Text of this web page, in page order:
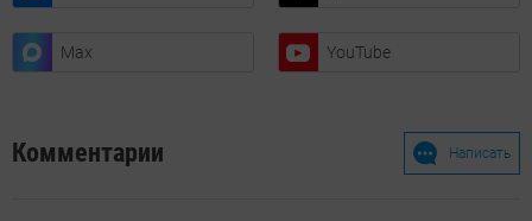
Max YouTube
Комментарии Написать